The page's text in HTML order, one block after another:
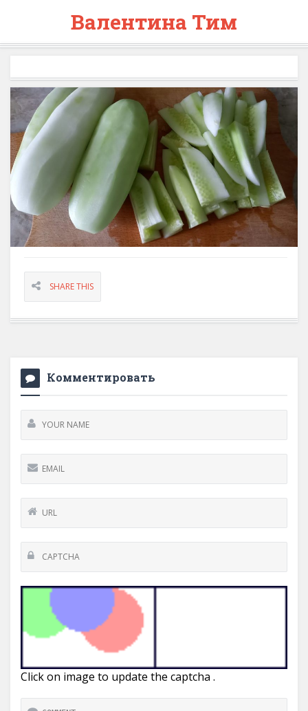
Валентина Тим
SHARE THIS
Комментировать
Click on image to update the captcha .